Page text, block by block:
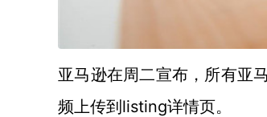
亚马逊在周二宣布，所有亚
频上传到 listing详情页。